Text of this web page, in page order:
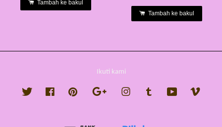
Tambah ke bakul
Tambah ke bakul
Ikuti kami
Twitter FacebookPinterest Google InstagramTumblr YouTube